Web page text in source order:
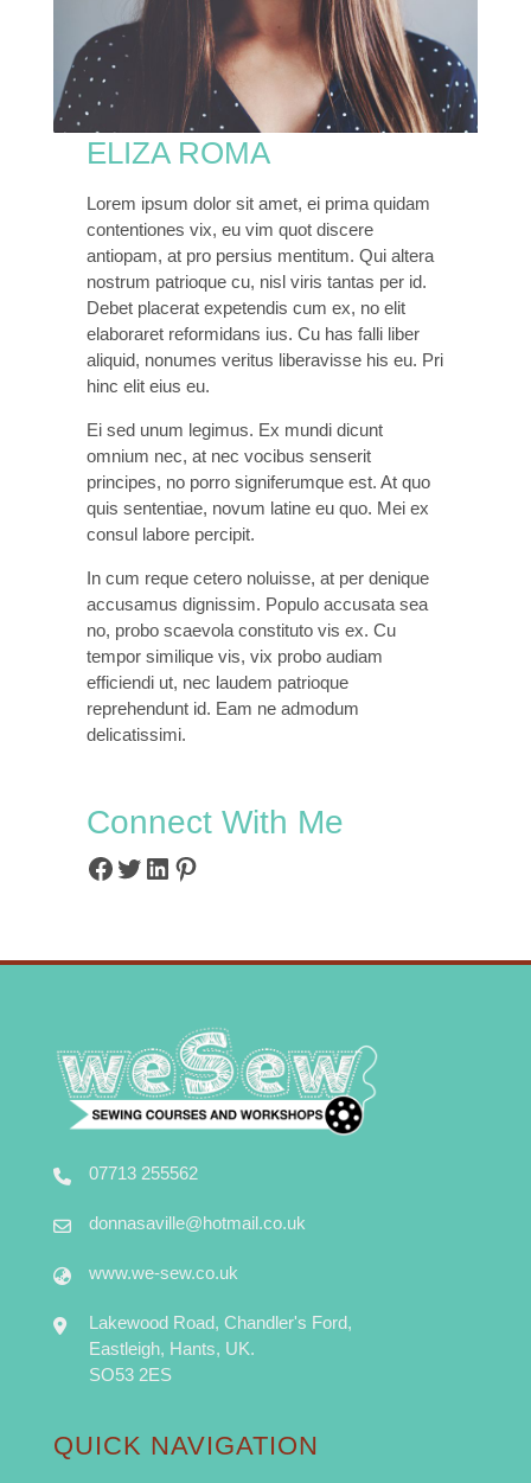
ELIZA ROMA
Lorem ipsum dolor sit amet, ei prima quidam
contentiones vix, eu vim quot discere
antiopam, at pro persius mentitum. Qui altera
nostrum patrioque cu, nisl viris tantas per id.
Debet placerat expetendis cum ex, no elit
elaboraret reformidans ius. Cu has falli liber
aliquid, nonumes veritus liberavisse his eu. Pri
hinc elit eius eu.
Ei sed unum legimus. Ex mundi dicunt
omnium nec, at nec vocibus senserit
principes, no porro signiferumque est. At quo
quis sententiae, novum latine eu quo. Mei ex
consul labore percipit.
In cum reque cetero noluisse, at per denique
accusamus dignissim. Populo accusata sea
no, probo scaevola constituto vis ex. Cu
tempor similique vis, vix probo audiam
efficiendi ut, nec laudem patrioque
reprehendunt id. Eam ne admodum
delicatissimi.
Connect With Me
Facebook Twitter LinkedIn Pinterest
07713 255562
donnasaville@hotmail.co.uk
www.we-sew.co.uk
Lakewood Road, Chandler's Ford,
Eastleigh, Hants, UK.
SO53 2ES
QUICK NAVIGATION